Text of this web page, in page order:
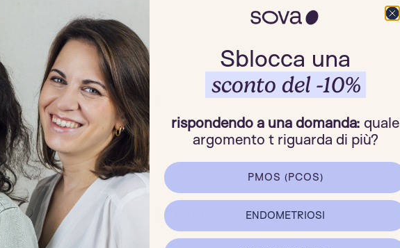
INVIA
Unisciti a noi su Instagram
Sblocca una
sconto del -10%
rispondendo a una domanda: quale
argomento t riguarda di più?
PMOS (PCOS)
ENDOMETRIOSI